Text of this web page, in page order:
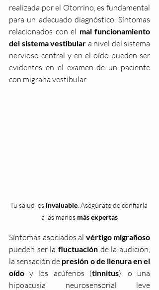
realizada por el Otorrino , es fundamental
para un adecuado diagnóstico. Síntomas
relacionados con el mal funcionamiento
del sistema vestibular a nivel del sistema
nervioso central y en el oído pueden ser
evidentes en el examen de un paciente
con migraña vestibular.
Tu salud  es invaluable . Asegúrate de confiarla
a las manos más expertas
Síntomas asociados al vértigo migrañoso
pueden ser la fluctuación de la audición,
la sensación de presión o de llenura en el
oído y los acúfenos (tinnitus), o una
hipoacusia neurosensorial leve